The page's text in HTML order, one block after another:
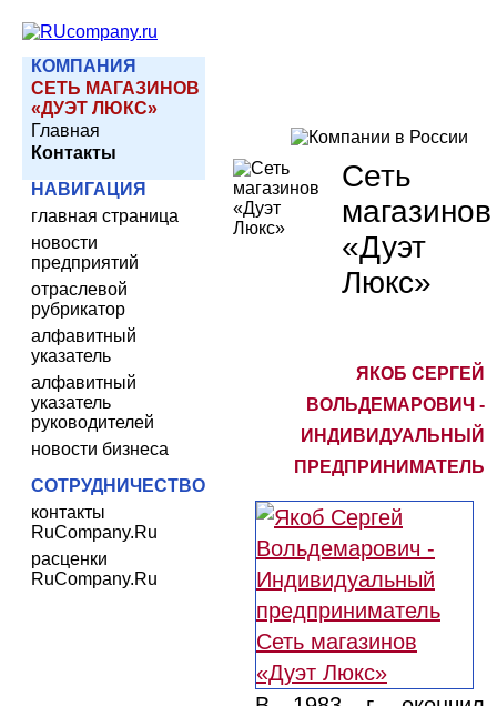
КОМПАНИЯ
СЕТЬ МАГАЗИНОВ
«ДУЭТ ЛЮКС»
Главная
Контакты
НАВИГАЦИЯ
главная страница
новости
предприятий
отраслевой
рубрикатор
алфавитный
указатель
алфавитный
указатель
руководителей
новости бизнеса
СОТРУДНИЧЕСТВО
контакты
RuCompany.Ru
расценки
RuCompany.Ru
Сеть
магазинов
«Дуэт
Люкс»
ЯКОБ СЕРГЕЙ
ВОЛЬДЕМАРОВИЧ -
ИНДИВИДУАЛЬНЫЙ
ПРЕДПРИНИМАТЕЛЬ